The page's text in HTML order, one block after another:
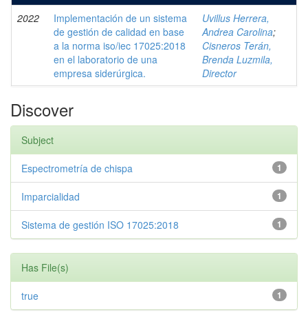
2022
Implementación de un sistema
de gestión de calidad en base
a la norma iso/iec 17025:2018
en el laboratorio de una
empresa siderúrgica.
Uvillus Herrera,
Andrea Carolina;
Cisneros Terán,
Brenda Luzmila,
Director
Discover
Subject
1
Espectrometría de chispa
1
Imparcialidad
1
Sistema de gestión ISO 17025:2018
Has File(s)
1
true